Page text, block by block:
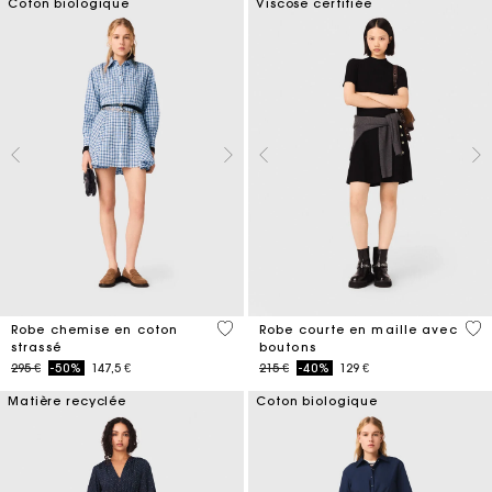
Coton biologique
Robe chemise en coton
strassé
Price reduced from
295 €to-50% 147,5 €
3,1 out of 5 Customer Rating
Viscose certifiée
Robe courte en maille avec
boutons
Price reduced from
215 €to-40% 129 €
4,7
Matière recyclée Coton biologique